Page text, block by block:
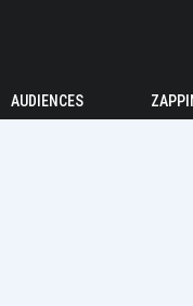
AUDIENCES